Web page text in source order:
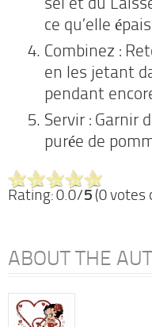
sel et du
ce qu’elle
Combinez :
en les jetant
pendant
Servir : Garnir
purée de
Rating: 0.0/5 (0 votes
ABOUT THE